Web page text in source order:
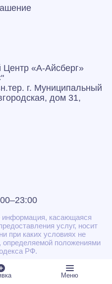
«А‑Айсберг»
г. Муниципальный
дом 31,
информация, касающаяся
услуг, носит
при каких условиях не
определяемой положениями
РФ.
быть выполнены
Меню